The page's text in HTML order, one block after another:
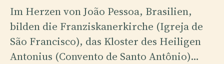
Im Herzen von João Pessoa, Brasilien,
bilden die Franziskanerkirche (Igreja de
São Francisco), das Kloster des Heiligen
Antonius (Convento de Santo Antônio)…